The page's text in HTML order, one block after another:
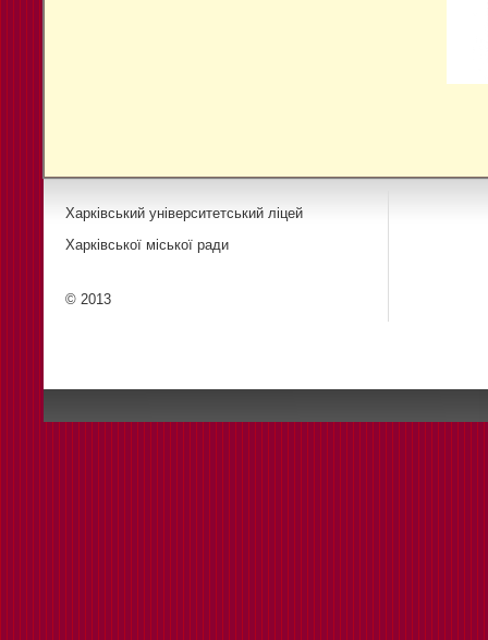
Харківський університетський ліцей
Харківської міської ради
© 2013